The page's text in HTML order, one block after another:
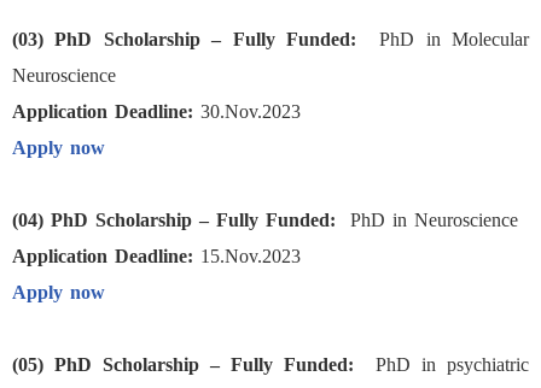
(03) PhD Scholarship – Fully Funded: PhD in Molecular
Neuroscience
Application Deadline: 30.Nov.2023
Apply now
(04) PhD Scholarship – Fully Funded: PhD in Neuroscience
Application Deadline: 15.Nov.2023
Apply now
(05) PhD Scholarship – Fully Funded: PhD in psychiatric